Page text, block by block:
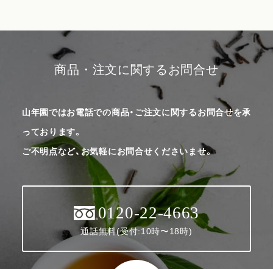
商品・注文に関するお問合せ
山年園ではお電話での商品・ご注文に関するお問合せを承
っております。
ご不明点など、お気軽にお問合せくださいませ。
0120-22-4663
通話無料(受付:10時〜18時)